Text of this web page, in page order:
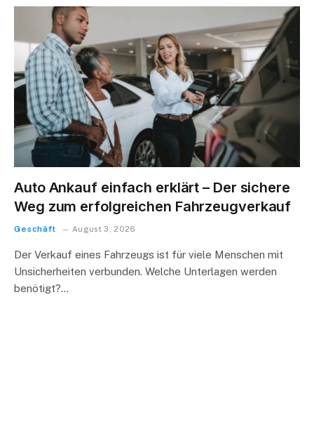
Auto Ankauf einfach erklärt – Der sichere
Weg zum erfolgreichen Fahrzeugverkauf
Geschäft August 3, 2026
Der Verkauf eines Fahrzeugs ist für viele Menschen mit
Unsicherheiten verbunden. Welche Unterlagen werden
benötigt?…